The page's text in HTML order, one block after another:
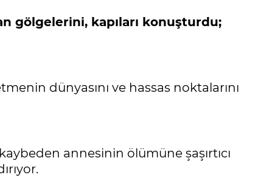
gölgelerini, kapıları konuşturdu;
dünyasını ve hassas noktalarını
annesinin ölümüne şaşırtıcı